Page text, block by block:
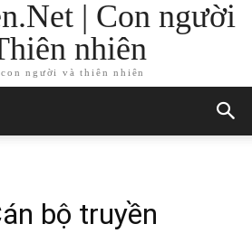
| Con người
nhiên
người và thiên nhiên
bộ truyền